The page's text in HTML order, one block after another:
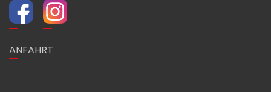
ANFAHRT